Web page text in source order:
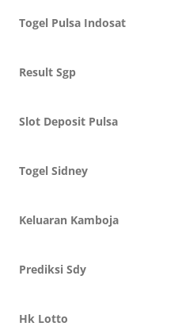
Togel Pulsa Indosat
Result Sgp
Slot Deposit Pulsa
Togel Sidney
Keluaran Kamboja
Prediksi Sdy
Hk Lotto